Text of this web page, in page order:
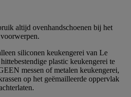
altijd ovenhandschoenen bij het
siliconen keukengerei van Le
plastic keukengerei te
messen of metalen keukengerei,
op het geëmailleerde oppervlak